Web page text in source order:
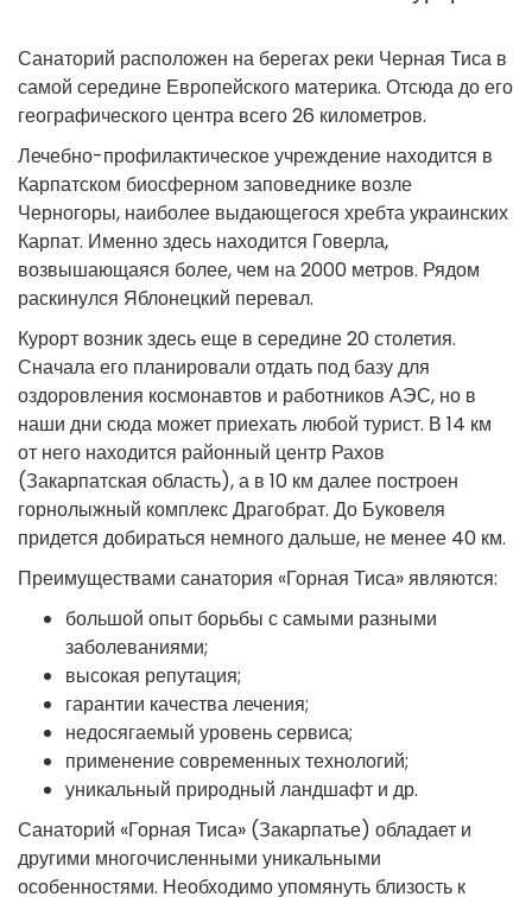
Санаторий расположен на берегах реки Черная Тиса в
самой середине Европейского материка. Отсюда до его
географического центра всего 26 километров.
Лечебно-профилактическое учреждение находится в
Карпатском биосферном заповеднике возле
Черногоры, наиболее выдающегося хребта украинских
Карпат. Именно здесь находится Говерла,
возвышающаяся более, чем на 2000 метров. Рядом
раскинулся Яблонецкий перевал.
Курорт возник здесь еще в середине 20 столетия.
Сначала его планировали отдать под базу для
оздоровления космонавтов и работников АЭС, но в
наши дни сюда может приехать любой турист. В 14 км
от него находится районный центр Рахов
(Закарпатская область), а в 10 км далее построен
горнолыжный комплекс Драгобрат. До Буковеля
придется добираться немного дальше, не менее 40 км.
Преимуществами санатория «Горная Тиса» являются:
большой опыт борьбы с самыми разными
заболеваниями;
высокая репутация;
гарантии качества лечения;
недосягаемый уровень сервиса;
применение современных технологий;
уникальный природный ландшафт и др.
Санаторий «Горная Тиса» (Закарпатье) обладает и
другими многочисленными уникальными
особенностями. Необходимо упомянуть близость к